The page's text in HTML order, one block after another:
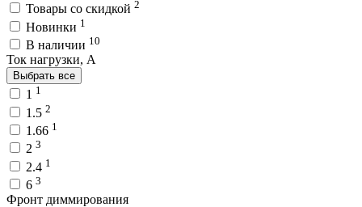
Товары со скидкой 2
Новинки 1
В наличии 10
Ток нагрузки, A
Выбрать все
1 1
1.5 2
1.66 1
2 3
2.4 1
6 3
Фронт диммирования